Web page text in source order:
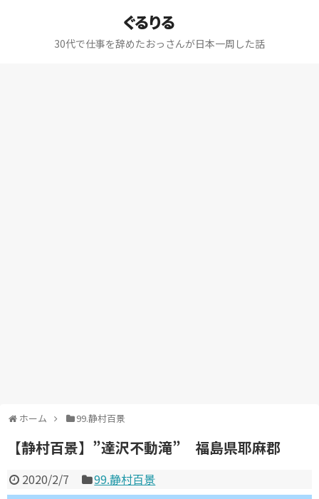
ぐるりる
30代で仕事を辞めたおっさんが日本一周した話
ホーム 99.静村百景
【静村百景】”達沢不動滝” 福島県耶麻郡
2020/2/7 99.静村百景